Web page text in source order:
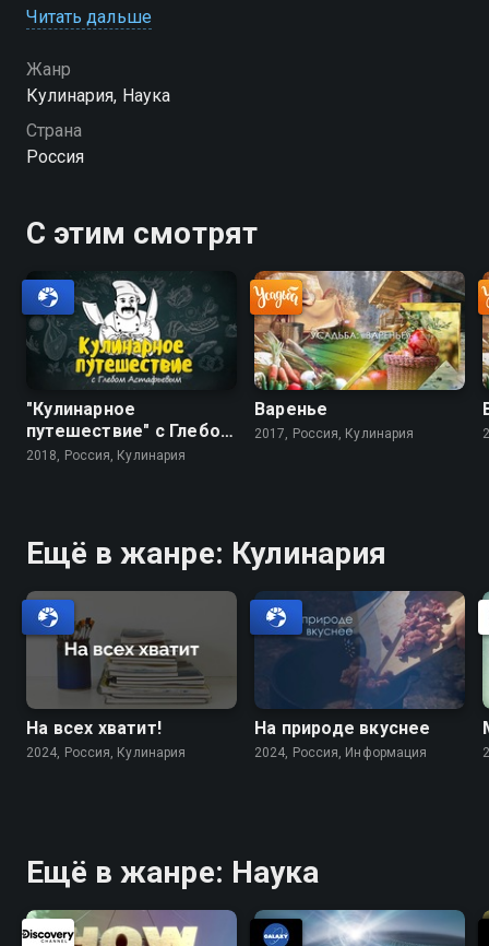
обжаривании стейка, значительно упростит
кулинарных неудач
Читать дальше
Жанр
Кулинария, Наука
Страна
Россия
С этим смотрят
"Кулинарное
путешествие" с Глебом
Астафьевым
2018, Россия, Кулинария
Варенье
2017, Россия, Кулинария
Ещё в жанре: Кулинария
На всех хватит!
2024, Россия, Кулинария
На природе вкуснее
2024, Россия, Информация
Ещё в жанре: Наука